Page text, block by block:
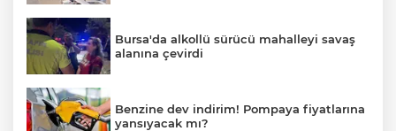
Bursa'da alkollü sürücü mahalleyi savaş
alanına çevirdi
Benzine dev indirim! Pompaya fiyatlarına
yansıyacak mı?